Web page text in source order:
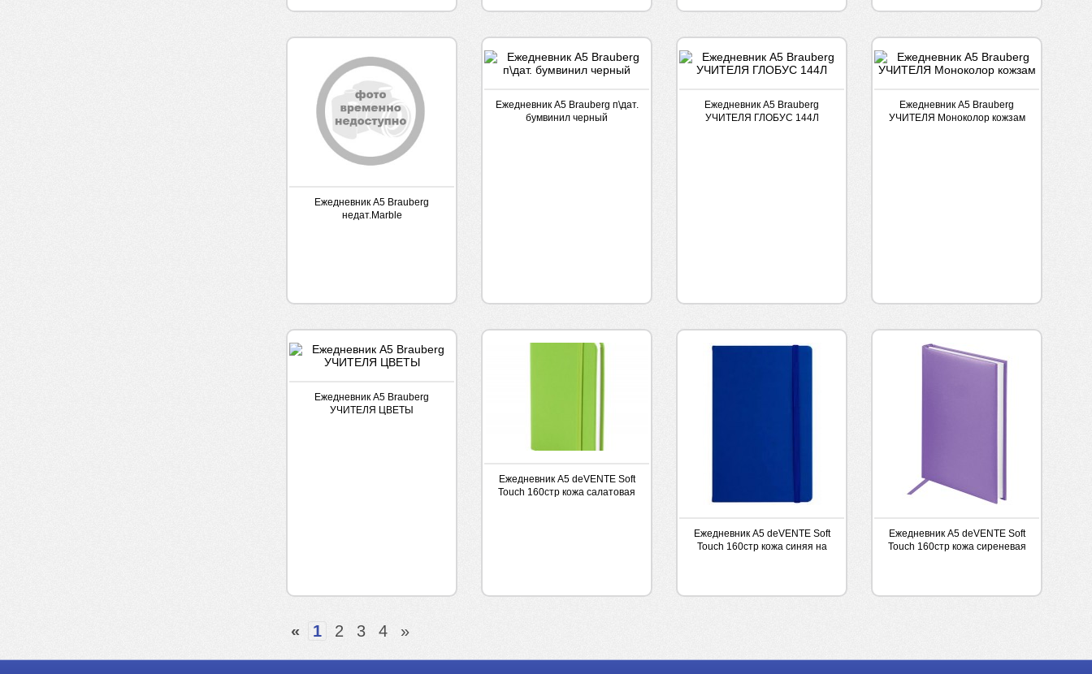
Ежедневник А5 Brauberg
недат.Marble
Ежедневник А5 Brauberg п\дат.
бумвинил черный
Ежедневник А5 Brauberg
УЧИТЕЛЯ ГЛОБУС 144Л
Ежедневник А5 Brauberg
УЧИТЕЛЯ Моноколор кожзам
Ежедневник А5 Brauberg
УЧИТЕЛЯ ЦВЕТЫ
Ежедневник А5 deVENTE Soft
Touch 160стр кожа салатовая
Ежедневник А5 deVENTE Soft
Touch 160стр кожа синяя на
Ежедневник А5 deVENTE Soft
Touch 160стр кожа сиреневая
« 1 2 3 4 »